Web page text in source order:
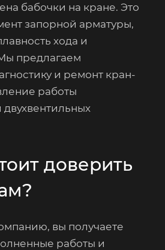
бабочки на кране. Это
запорной арматуры,
хода и
предлагаем
и ремонт кран-
работы
доверить
вы получаете
работы и